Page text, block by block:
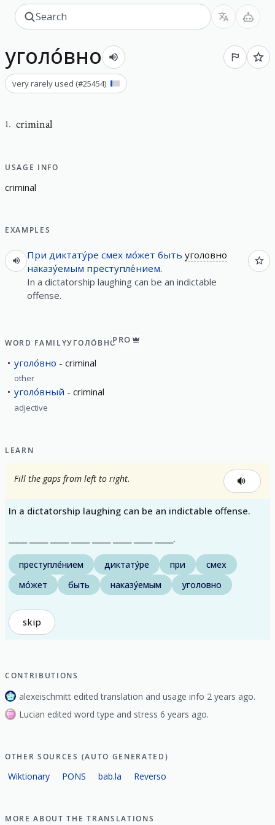
уголо́вно
very rarely used (#25454)
1. criminal
USAGE INFO
criminal
EXAMPLES
При диктату́ре смех мо́жет быть уголовно
наказу́емым преступле́нием.
In a dictatorship laughing can be an indictable
offense.
WORD FAMILYУГОЛО́ВНОPRO
уголо́вно criminal
other
уголо́вный criminal
adjective
LEARN
Fill the gaps from left to right.
In a dictatorship laughing can be an indictable offense.
_____ _____ _____ _____ _____ _____ _____ _____.
преступле́нием диктату́ре при
смех
мо́жет
быть наказу́емым уголовно
skip
CONTRIBUTIONS
alexeischmitt edited translation and usage info 2 years ago.
Lucian edited word type and stress 6 years ago.
OTHER SOURCES (AUTO GENERATED)
Wiktionary PONS bab.la Reverso
MORE ABOUT THE TRANSLATIONS